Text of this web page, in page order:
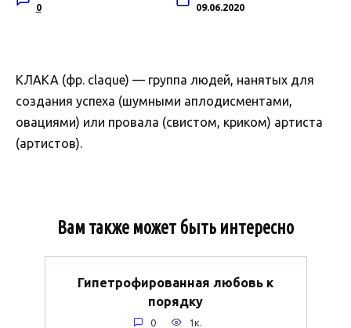
0 09.06.2020
КЛАКА (фр. claque) — группа людей, нанятых для
создания успеха (шумными аплодисментами,
овациями) или провала (свистом, криком) артиста
(артистов).
Вам также может быть интересно
Гипетрофированная любовь к
порядку
0 1к.